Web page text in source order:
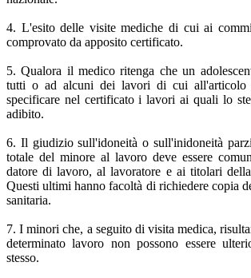
4. L'esito delle visite mediche di cui ai
comprovato da apposito certificato.
5. Qualora il medico ritenga che un
tutti o ad alcuni dei lavori di cui all'articolo
specificare nel certificato i lavori ai quali lo
adibito.
6. Il giudizio sull'idoneità o sull'inidoneità
totale del minore al lavoro deve essere
datore di lavoro, al lavoratore e ai titolari
Questi ultimi hanno facoltà di richiedere copia
sanitaria.
7. I minori che, a seguito di visita medica,
determinato lavoro non possono essere
stesso.